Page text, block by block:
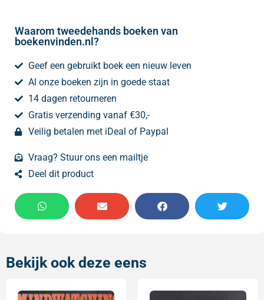
Waarom tweedehands boeken van
boekenvinden.nl?
Geef een gebruikt boek een nieuw leven
Al onze boeken zijn in goede staat
14 dagen retourneren
Gratis verzending vanaf €30,-
Veilig betalen met iDeal of Paypal
Vraag? Stuur ons een mailtje
Deel dit product
Bekijk ook deze eens